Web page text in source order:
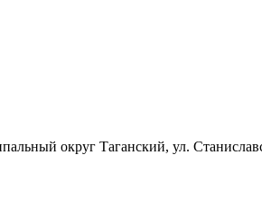
округ Таганский, ул.